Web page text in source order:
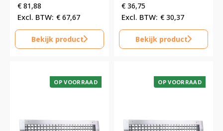
€ 81,88
€ 67,67
Bekijk product
€ 36,75
€ 30,37
Bekijk product
OP VOORRAAD OP VOORRAAD